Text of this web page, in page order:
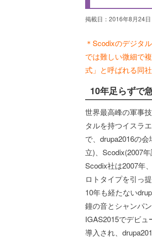
掲載日：2016年8月24日
＊Scodixのデジタ
では難しい微細で
式」と呼ばれる同
10年足らずで
世界最高峰の軍事
タルを持つイスラ
で、drupa2016の
立)、Scodix(2007
Scodix社は2007年
ロトタイプを引っ
10年も経たない
鐘の音とシャンパ
IGAS2015でデビ
導入され、